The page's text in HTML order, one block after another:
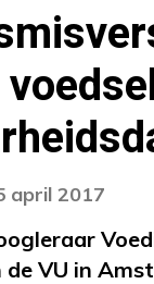
april 2017
de VU in